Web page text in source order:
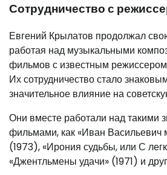
Сотрудничество с
Евгений Крылатов продолжал
работая над музыкальными
фильмов с известным
Их сотрудничество стало
значительное влияние на
Они вместе работали над такими
фильмами, как «Иван Васильевич
(1973), «Ирония судьбы, или С
«Джентльмены удачи» (1971) и